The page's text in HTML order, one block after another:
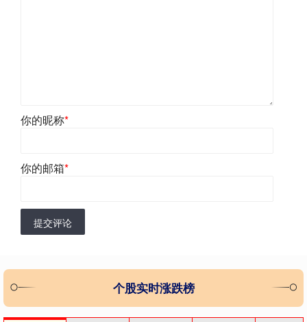
你的昵称*
你的邮箱*
提交评论
个股实时涨跌榜